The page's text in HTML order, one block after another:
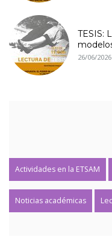
TESIS:
26/06/
Actividades en la ETSAM
Noticias académicas